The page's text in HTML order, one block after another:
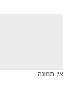
אין תמונה